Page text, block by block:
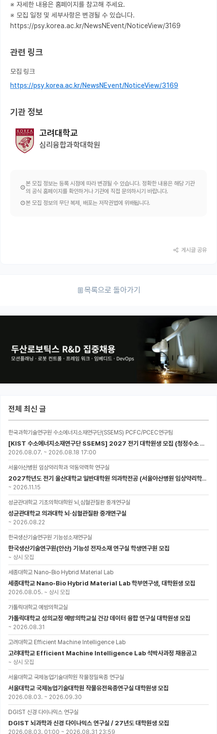
※ 자세한 내용은 홈페이지를 참고해 주세요.
※ 모집 일정 및 세부사항은 변경될 수 있습니다.
https://psy.korea.ac.kr/NewsNEvent/NoticeView/3169
관련 링크
모집 링크
https://psy.korea.ac.kr/NewsNEvent/NoticeView/3169
기관 정보
고려대학교
심리융합과학대학원
본 모집 정보는 등록 시점에 따라 변경될 수 있습니다. 정확한 내용은 해당 기관
의 공식 홈페이지를 확인하거나 기관에 직접 문의하시기 바랍니다.
본 모집 정보의 무단 복제, 배포는 저작권법에 위배됩니다.
게시글 공유
목록으로 돌아가기
전체 최신 글
한국과학기술연구원 수소에너지소재연구단(SSEMS) PCFC/PCEC연구팀
[KIST 수소에너지소재연구단 SSEMS] 2027 전기 대학원생 모집 (청정수소 생산/활용을 위한 프로톤 세라믹 전지)
2026.08.07. ~ 2026.08.18 17:00
서울아산병원 임상약리학과 약동약력학 연구실
2027학년도 전기 울산대학교 일반대학원 의과학전공 (서울아산병원 임상약리학과 약동약력학 연구실) 대학원생 모집공고
~ 2026.11.15
성균관대학교 기초의학대학원 뇌,심혈관질환 중개연구실
성균관대학교 의과대학 뇌·심혈관질환 중개연구실
~ 2026.08.22
한국생산기술연구원 기능성소재연구실
한국생산기술연구원(안산) 기능성 전자소재 연구실 학생연구원 모집
~ 상시 모집
세종대학교 Nano-Bio Hybrid Material Lab
세종대학교 Nano-Bio Hybrid Material Lab 학부연구생, 대학원생 모집
2026.08.05. ~ 상시 모집
가톨릭대학교 예방의학교실
가톨릭대학교 성의교정 예방의학교실 건강 데이터 융합 연구실 대학원생 모집
~ 2026.08.31
고려대학교 Efficient Machine Intelligence Lab
고려대학교 Efficient Machine Intelligence Lab 석박사과정 채용공고
~ 상시 모집
서울대학교 국제농업기술대학원 작물정밀육종 연구실
서울대학교 국제농업기술대학원 작물유전육종연구실 대학원생 모집
2026.08.03. ~ 2026.09.30
DGIST 신경 다이나믹스 연구실
DGIST 뇌과학과 신경 다이나믹스 연구실 / 27년도 대학원생 모집
2026.08.03. 01:00 ~ 2026.08.31 23:59